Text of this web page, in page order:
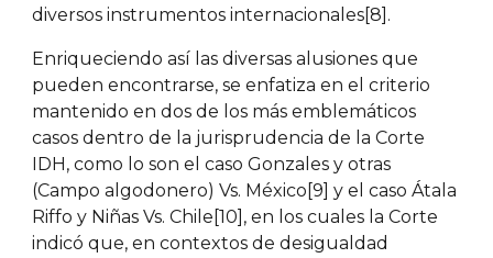
diversos instrumentos internacionales[8].
Enriqueciendo así las diversas alusiones que
pueden encontrarse, se enfatiza en el criterio
mantenido en dos de los más emblemáticos
casos dentro de la jurisprudencia de la Corte
IDH, como lo son el caso Gonzales y otras
(Campo algodonero) Vs. México[9] y el caso Átala
Riffo y Niñas Vs. Chile[10], en los cuales la Corte
indicó que, en contextos de desigualdad